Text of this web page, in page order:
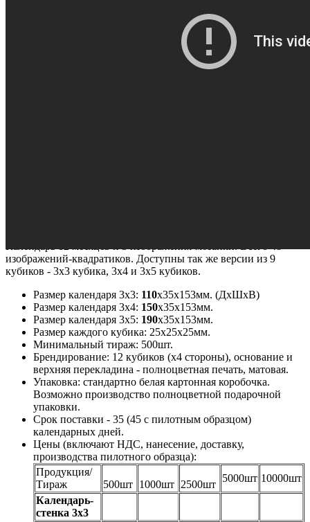
изображений-квадратиков. Доступны так же версии из 9
кубиков - 3х3 кубика, 3x4 и 3х5 кубиков.
Размер календаря 3х3: 110х35х153мм. (ДхШхВ)
Размер календаря 3х4: 150х35х153мм.
Размер календаря 3х5: 190х35х153мм.
Размер каждого кубика: 25х25х25мм.
Минимальный тираж: 500шт.
Брендирование: 12 кубиков (х4 стороны), основание и
верхняя перекладина - полноцветная печать, матовая.
Упаковка: стандартно белая картонная коробочка.
Возможно производство полноцветной подарочной
упаковки.
Срок поставки - 35 (45 с пилотным образцом)
календарных дней.
Цены (включают НДС, нанесение, доставку,
производства пилотного образца):
Продукция/
Тираж
500шт 1000шт 2500шт
5000шт 10000шт
Календарь-
стенка 3х3